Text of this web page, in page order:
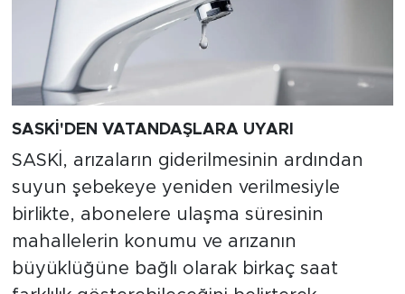
SASKİ'DEN VATANDAŞLARA UYARI
SASKİ, arızaların giderilmesinin ardından
suyun şebekeye yeniden verilmesiyle
birlikte, abonelere ulaşma süresinin
mahallelerin konumu ve arızanın
büyüklüğüne bağlı olarak birkaç saat